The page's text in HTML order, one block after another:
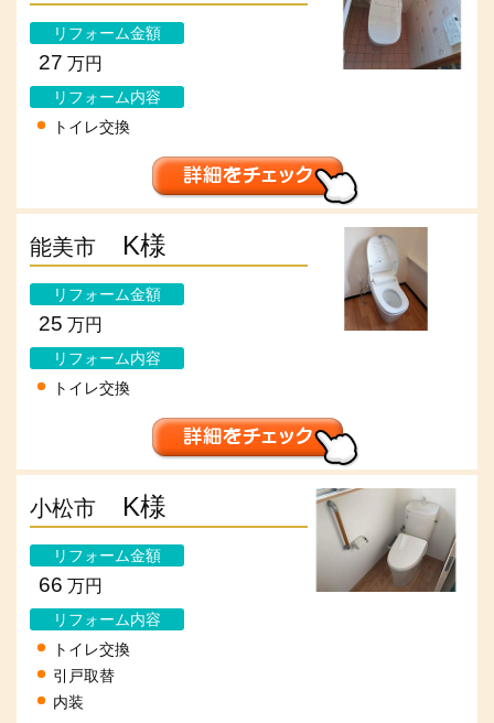
リフォーム金額
27 万円
リフォーム内容
トイレ交換
能美市 K様
リフォーム金額
25 万円
リフォーム内容
トイレ交換
小松市 K様
リフォーム金額
66 万円
リフォーム内容
トイレ交換
引戸取替
内装